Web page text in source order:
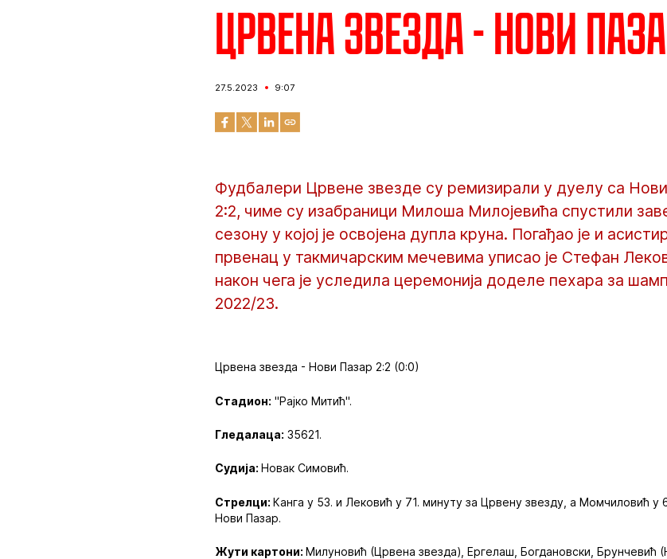
Црвена звезда - Нови
27.5.2023 9:07
Фудбалери Црвене звезде су ремизирали у дуелу са
2:2, чиме су изабраници Милоша Милојевића спустили
сезону у којој је освојена дупла круна. Погађао је и
првенац у такмичарским мечевима уписао је Стефан
након чега је уследила церемонија доделе пехара за
2022/23.
Црвена звезда - Нови Пазар 2:2 (0:0)
Стадион: "Рајко Митић".
Гледалаца: 35621.
Судија:Новак Симовић.
Стрелци:Канга у 53. и Лековић у 71. минуту за Црвену звезду, а Момчиловић у
Нови Пазар.
Жути картони:Милуновић (Црвена звезда), Ергелаш, Богдановски, Брунчевић